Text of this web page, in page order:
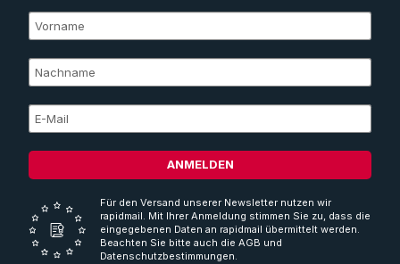
ANMELDEN
Für den Versand unserer Newsletter nutzen wir
rapidmail. Mit Ihrer Anmeldung stimmen Sie zu, dass die
eingegebenen Daten an rapidmail übermittelt werden.
Beachten Sie bitte auch die AGB und
Datenschutzbestimmungen.